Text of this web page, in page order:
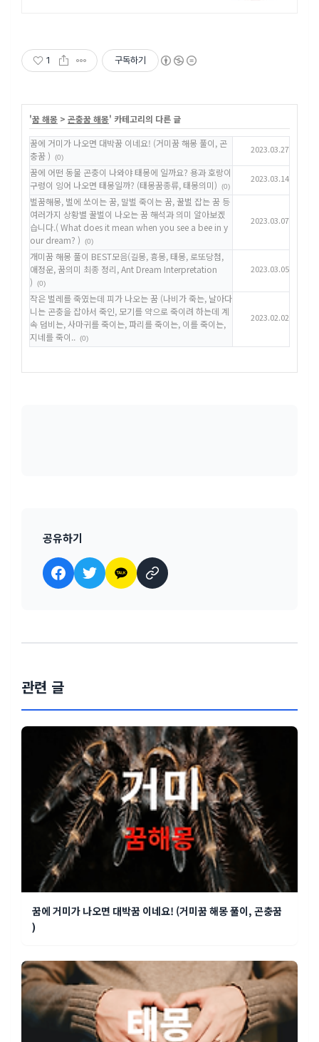
1 구독하기
'꿈 해몽 > 곤충꿈 해몽' 카테고리의 다른 글
꿈에 거미가 나오면 대박꿈 이네요! (거미꿈 해몽 풀이, 곤
충꿈 )
(0)
2023.03.27
꿈에 어떤 동물 곤충이 나와야 태몽에 일까요? 용과 호랑이
구렁이 잉어 나오면 태몽일까? (태몽꿈종류, 태몽의미)
(0)
2023.03.14
벌꿈해몽, 벌에 쏘이는 꿈, 말벌 죽이는 꿈, 꿀벌 잡는 꿈 등
여러가지 상황별 꿀벌이 나오는 꿈 해석과 의미 알아보겠
습니다.( What does it mean when you see a bee in y
our dream? )
(0)
2023.03.07
개미꿈 해몽 풀이 BEST모음(길몽, 흉몽, 태몽, 로또당첨,
애정운, 꿈의미 최종 정리, Ant Dream Interpretation
)
(0)
2023.03.05
작은 벌레를 죽였는데 피가 나오는 꿈 (나비가 죽는, 날아다
니는 곤충을 잡아서 죽인, 모기를 약으로 죽이려 하는데 계
속 덤비는, 사마귀를 죽이는, 파리를 죽이는, 이를 죽이는,
지네를 죽이..
(0)
2023.02.02
공유하기
관련 글
꿈에 거미가 나오면 대박꿈 이네요! (거미꿈 해몽 풀이, 곤충꿈
)